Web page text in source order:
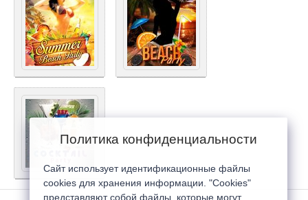
Политика конфиденциальности
Сайт использует идентификационные файлы
cookies для хранения информации. "Cookies"
представляют собой файлы, которые могут